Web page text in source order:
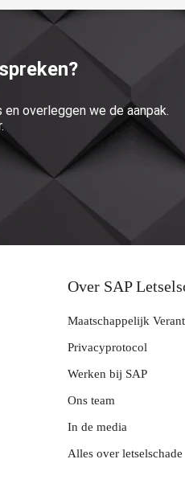
overleggen we de aanpak.
Over SAP
Maatschappelijk
Privacyprotocol
Werken bij SAP
Ons team
In de media
Alles over letselschade